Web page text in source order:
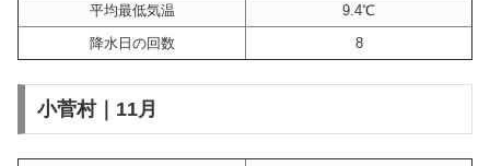
平均最低気温
9.4℃
降水日の回数
8
小菅村｜11月